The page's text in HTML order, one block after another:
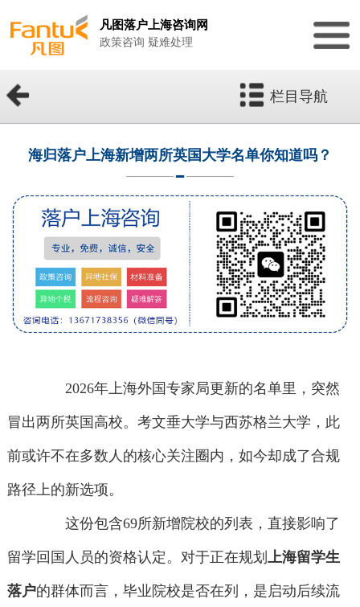
凡图落户上海咨询网
政策咨询 疑难处理
栏目导航
海归落户上海新增两所英国大学名单你知道吗？
2026年上海外国专家局更新的名单里，突然
冒出两所英国高校。考文垂大学与西苏格兰大学，此
前或许不在多数人的核心关注圈内，如今却成了合规
路径上的新选项。
这份包含69所新增院校的列表，直接影响了
留学回国人员的资格认定。对于正在规划 上海留学生
落户的群体而言，毕业院校是否在列，是启动后续流